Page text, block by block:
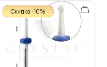
Скидка -10%